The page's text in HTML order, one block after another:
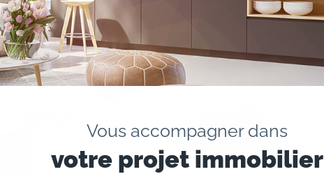
Vous accompagner dans
votre projet immobilier